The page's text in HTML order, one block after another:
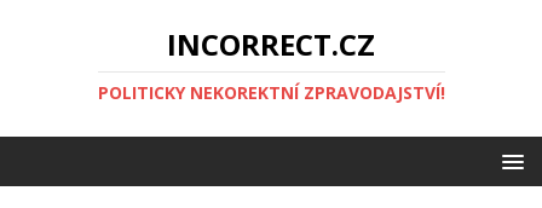
INCORRECT.CZ
POLITICKY NEKOREKTNÍ ZPRAVODAJSTVÍ!